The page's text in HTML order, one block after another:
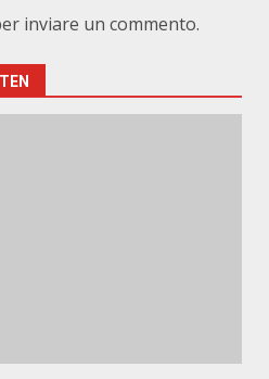
inviare un commento.